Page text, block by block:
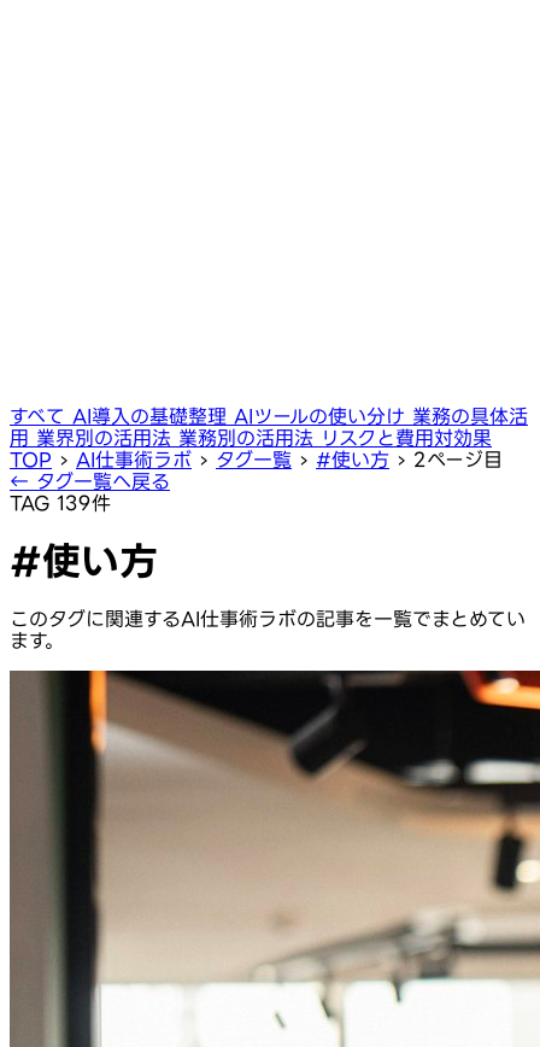
用業界別の活用法業務別の活用法リスクと費用対効果
TOP›AI仕事術ラボ›タグ一覧›#使い方›2ページ目
← タグ一覧へ戻る
TAG 139件
このタグに関連するAI仕事術ラボの記事を一覧でまとめてい
ます。